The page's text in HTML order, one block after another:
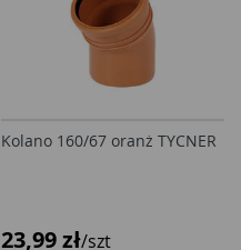
Kolano 160/67 oranż TYCNER
23,99 zł/szt